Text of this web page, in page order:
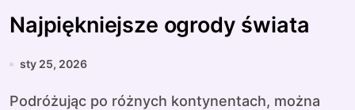
Najpiękniejsze ogrody świata
sty 25, 2026
Podróżując po różnych kontynentach, można